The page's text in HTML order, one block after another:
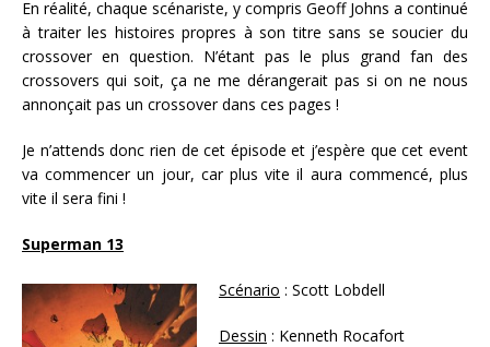
En réalité, chaque scénariste, y compris Geoff Johns a continué
à traiter les histoires propres à son titre sans se soucier du
crossover en question. N’étant pas le plus grand fan des
crossovers qui soit, ça ne me dérangerait pas si on ne nous
annonçait pas un crossover dans ces pages !
Je n’attends donc rien de cet épisode et j’espère que cet event
va commencer un jour, car plus vite il aura commencé, plus
vite il sera fini !
Superman 13
Scénario : Scott Lobdell
Dessin : Kenneth Rocafort